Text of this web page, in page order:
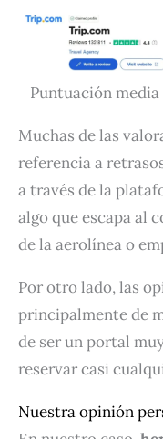
Puntuación
Muchas de las
referencia a
a través de la
algo que escapa al
de la aerolínea o
Por otro lado, las
principalmente de
de ser un portal
reservar casi
Nuestra opinión